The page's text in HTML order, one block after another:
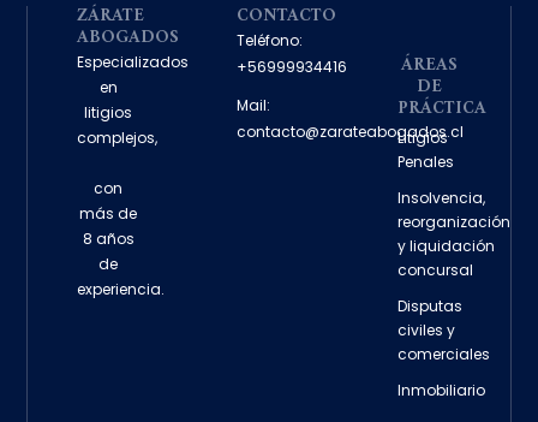
ZÁRATE
ABOGADOS
Especializados
en
litigios
complejos,
con
más de
8 años
de
experiencia.
CONTACTO
Teléfono:
+56999934416
Mail:
contacto@zarateabogados.cl
ÁREAS
DE
PRÁCTICA
Litigios
Penales
Insolvencia,
reorganización
y liquidación
concursal
Disputas
civiles y
comerciales
Inmobiliario